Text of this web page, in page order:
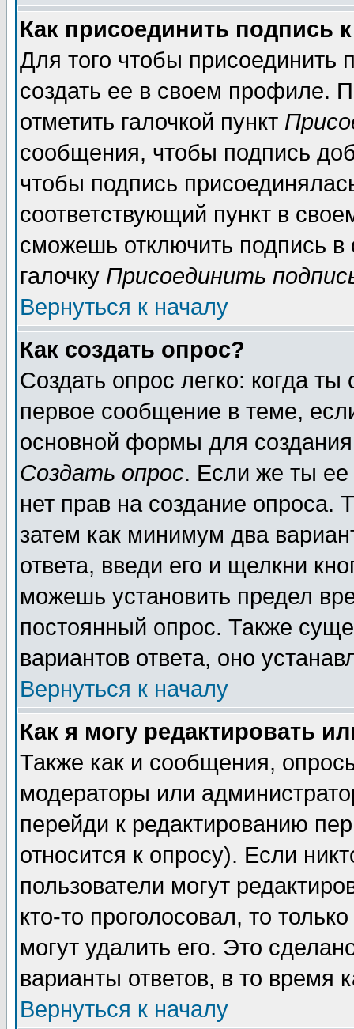
Как присоединить подпись
Для того чтобы присоединить
создать ее в своем профиле.
отметить галочкой пункт
сообщения, чтобы подпись
чтобы подпись
соответствующий пункт в
сможешь отключить подпись
галочку Присоединить
Вернуться к началу
Как создать опрос?
Создать опрос легко: когда
первое сообщение в теме,
основной формы для
Создать опрос. Если же ты ее
нет прав на создание опроса.
затем как минимум два
ответа, введи его и щелкни
можешь установить предел
постоянный опрос. Также
вариантов ответа, оно
Вернуться к началу
Как я могу редактировать
Также как и сообщения,
модераторы или
перейди к редактированию
относится к опросу). Если
пользователи могут
кто-то проголосовал, то
могут удалить его. Это
варианты ответов, в то время
Вернуться к началу